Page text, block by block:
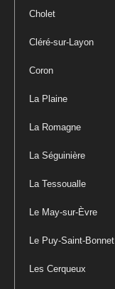
Cholet
Cléré-sur-Layon
Coron
La Plaine
La Romagne
La Séguinière
La Tessoualle
Le May-sur-Èvre
Le Puy-Saint-Bonnet
Les Cerqueux